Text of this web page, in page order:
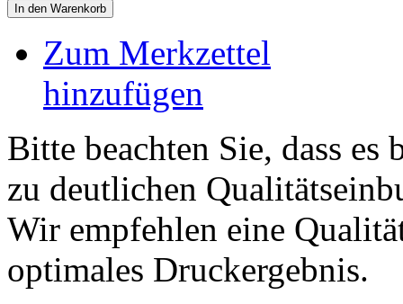
In den Warenkorb
Zum Merkzettel
hinzufügen
Bitte beachten Sie, dass
zu deutlichen
Wir empfehlen eine
optimales Druckergebnis.